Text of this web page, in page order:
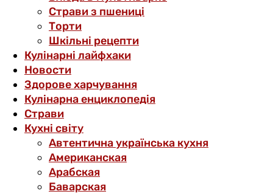
Страви з пшениці
Торти
Шкільні рецепти
Кулінарні лайфхаки
Новости
Здорове харчування
Кулінарна енциклопедія
Страви
Кухні світу
Автентична українська кухня
Американская
Арабская
Баварская